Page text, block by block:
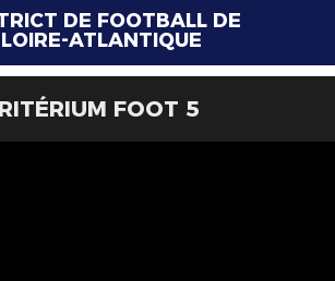
DE FOOTBALL DE
LOIRE-ATLANTIQUE
FOOT 5